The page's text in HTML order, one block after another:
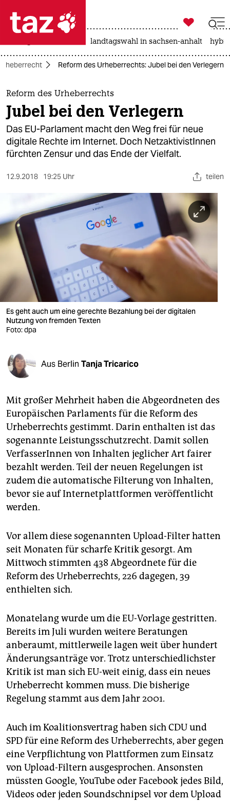
 taz zahl ich
taz zahl ich
themen
politik
öko
sport
berlin
nord
wahrheit
verlag
verlag
shop
fragen & hilfe
unterstützen
abo
genossenschaft
epaper login

taz zahl ich
landtagswahl in sachsen-anhalt
Reform des Urheberrechts: Jubel bei den Verlegern
Reform des Urheberrechts
Jubel bei den Verlegern
Das EU-Parlament macht den Weg frei für neue
digitale Rechte im Internet. Doch NetzaktivistInnen
fürchten Zensur und das Ende der Vielfalt.
12.9.2018 19:25 Uhr teilen
Es geht auch um eine gerechte Bezahlung bei der digitalen
Nutzung von fremden Texten
Foto: dpa
Aus Berlin Tanja Tricarico
Mit großer Mehrheit haben die Abgeordneten des
Europäischen Parlaments für die Reform des
Urheberrechts gestimmt. Darin enthalten ist das
sogenannte Leistungsschutzrecht. Damit sollen
VerfasserInnen von Inhalten jeglicher Art fairer
bezahlt werden. Teil der neuen Regelungen ist
zudem die automatische Filterung von Inhalten,
bevor sie auf Internetplattformen veröffentlicht
werden.
Vor allem diese sogenannten Upload-Filter hatten
seit Monaten für scharfe Kritik gesorgt. Am
Mittwoch stimmten 438 Abgeordnete für die
Reform des Urheberrechts, 226 dagegen, 39
enthielten sich.
Monatelang wurde um die EU-Vorlage gestritten.
Bereits im Juli wurden weitere Beratungen
anberaumt, mittlerweile lagen weit über hundert
Änderungsanträge vor. Trotz unterschiedlichster
Kritik ist man sich EU-weit einig, dass ein neues
Urheberrecht kommen muss. Die bisherige
Regelung stammt aus dem Jahr 2001.
Auch im Koalitionsvertrag haben sich CDU und
SPD für eine Reform des Urheberrechts, aber gegen
eine Verpflichtung von Plattformen zum Einsatz
von Upload-Filtern ausgesprochen. Ansonsten
müssten Google, YouTube oder Facebook jedes Bild,
Videos oder jeden Soundschnipsel vor dem Upload